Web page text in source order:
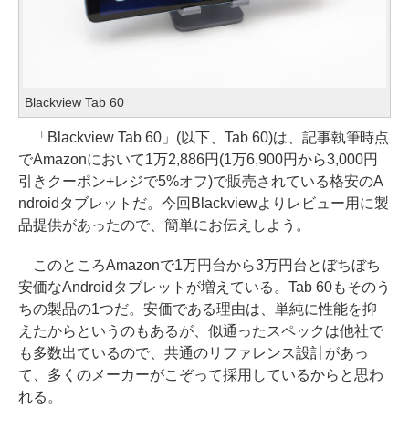
Blackview Tab 60
「Blackview Tab 60」(以下、Tab 60)は、記事執筆時点
でAmazonにおいて1万2,886円(1万6,900円から3,000円
引きクーポン+レジで5%オフ)で販売されている格安のA
ndroidタブレットだ。今回Blackviewよりレビュー用に製
品提供があったので、簡単にお伝えしよう。
このところAmazonで1万円台から3万円台とぼちぼち
安価なAndroidタブレットが増えている。Tab 60もそのう
ちの製品の1つだ。安価である理由は、単純に性能を抑
えたからというのもあるが、似通ったスペックは他社で
も多数出ているので、共通のリファレンス設計があっ
て、多くのメーカーがこぞって採用しているからと思わ
れる。